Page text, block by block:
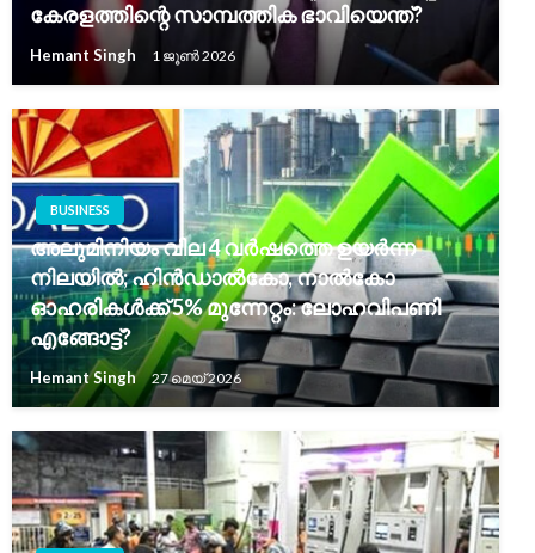
കേരളത്തിന്റെ സാമ്പത്തിക ഭാവിയെന്ത്?
Hemant Singh 1 ജൂൺ 2026
BUSINESS
അലുമിനിയം വില 4 വർഷത്തെ ഉയർന്ന
നിലയിൽ; ഹിൻഡാൽകോ, നാൽകോ
ഓഹരികൾക്ക് 5% മുന്നേറ്റം: ലോഹവിപണി
എങ്ങോട്ട്?
Hemant Singh 27 മെയ്‌ 2026